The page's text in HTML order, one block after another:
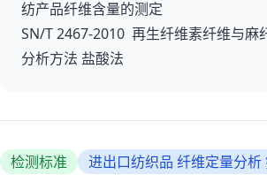
纺产品纤维含量的测定
SN/T 2467-2010 再生纤维素纤维与麻
分析方法 盐酸法
检测标准 进出口纺织品 纤维定量分析